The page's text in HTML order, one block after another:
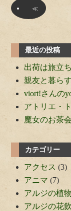
≪
2
3
最近の投稿
出荷は旅立
親友と暮ら
viort!さんの
アトリエ・
魔女のお茶会
カテゴリー
アクセス (3)
アニマ (7)
アルジの植
アルジの花